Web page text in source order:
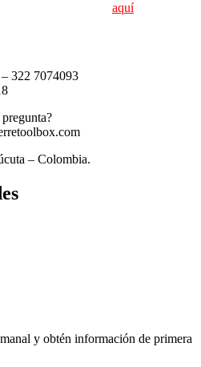
aquí
322 7074093
– Colombia.
y obtén información de primera